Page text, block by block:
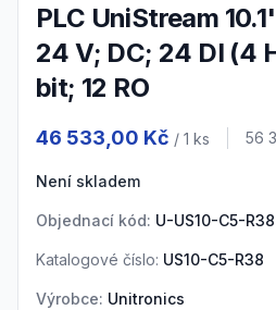
PLC UniStream 10.1' CLOUD - C5 _
24 V; DC; 24 DI (4
bit; 12 RO
46 533,00 Kč / 1 ks 56
Není skladem
Objednací kód: U-US10-C5-R38
Katalogové číslo: US10-C5-R38
Výrobce: Unitronics